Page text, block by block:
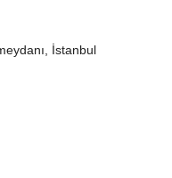
İstanbul